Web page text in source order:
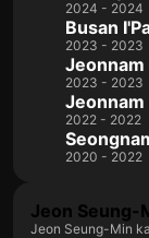
2024 - 2024
Busan
2023 - 2023
Jeonnam
2023 - 2023
Jeonnam
2022 - 2022
2020 - 2022
Jeon Seung-
Jeon Seung-Min